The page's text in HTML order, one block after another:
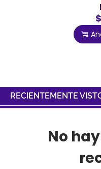
RECIENTEMENTE
No